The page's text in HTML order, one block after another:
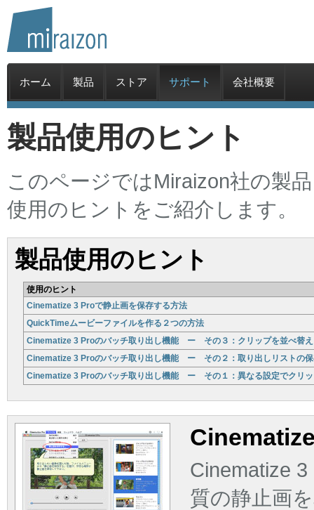
ホーム 製品 ストア サポート 会社概要
製品使用のヒント
このページではMiraizon社の製
使用のヒントをご紹介します。
製品使用のヒント
使用のヒント
Cinematize 3 Proで静止画を保存する方法
QuickTimeムービーファイルを作る２つの方法
Cinematize 3 Proのバッチ取り出し機能 ー その３：クリップを並べ替え
Cinematize 3 Proのバッチ取り出し機能 ー その２：取り出しリストの
Cinematize 3 Proのバッチ取り出し機能 ー その１：異なる設定でクリッ
Cinematize
質の静止画